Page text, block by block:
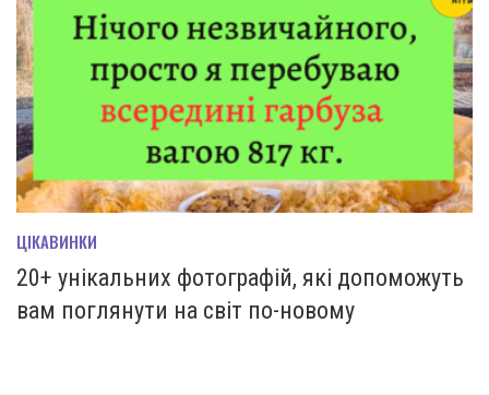
ЦІКАВИНКИ
20+ унікальних фотографій, які допоможуть
вам поглянути на світ по-новому